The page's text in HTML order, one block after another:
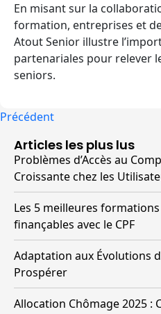
En misant sur la
formation, entreprises et
Atout Senior illustre
partenariales pour relever
seniors.
Précédent
Articles les plus lus
Problèmes d’Accès au
Croissante chez les
Les 5 meilleures
finançables avec le CPF
Adaptation aux Évolutions
Prospérer
Allocation Chômage 2025 :